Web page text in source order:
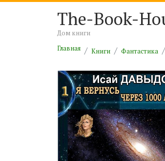
The-Book-
Дом книги
Главная
Книги Фантастика